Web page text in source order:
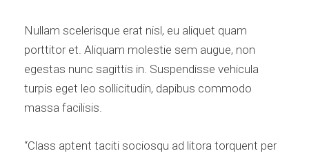
Nullam scelerisque erat nisl, eu aliquet quam
porttitor et. Aliquam molestie sem augue, non
egestas nunc sagittis in. Suspendisse vehicula
turpis eget leo sollicitudin, dapibus commodo
massa facilisis.
“Class aptent taciti sociosqu ad litora torquent per